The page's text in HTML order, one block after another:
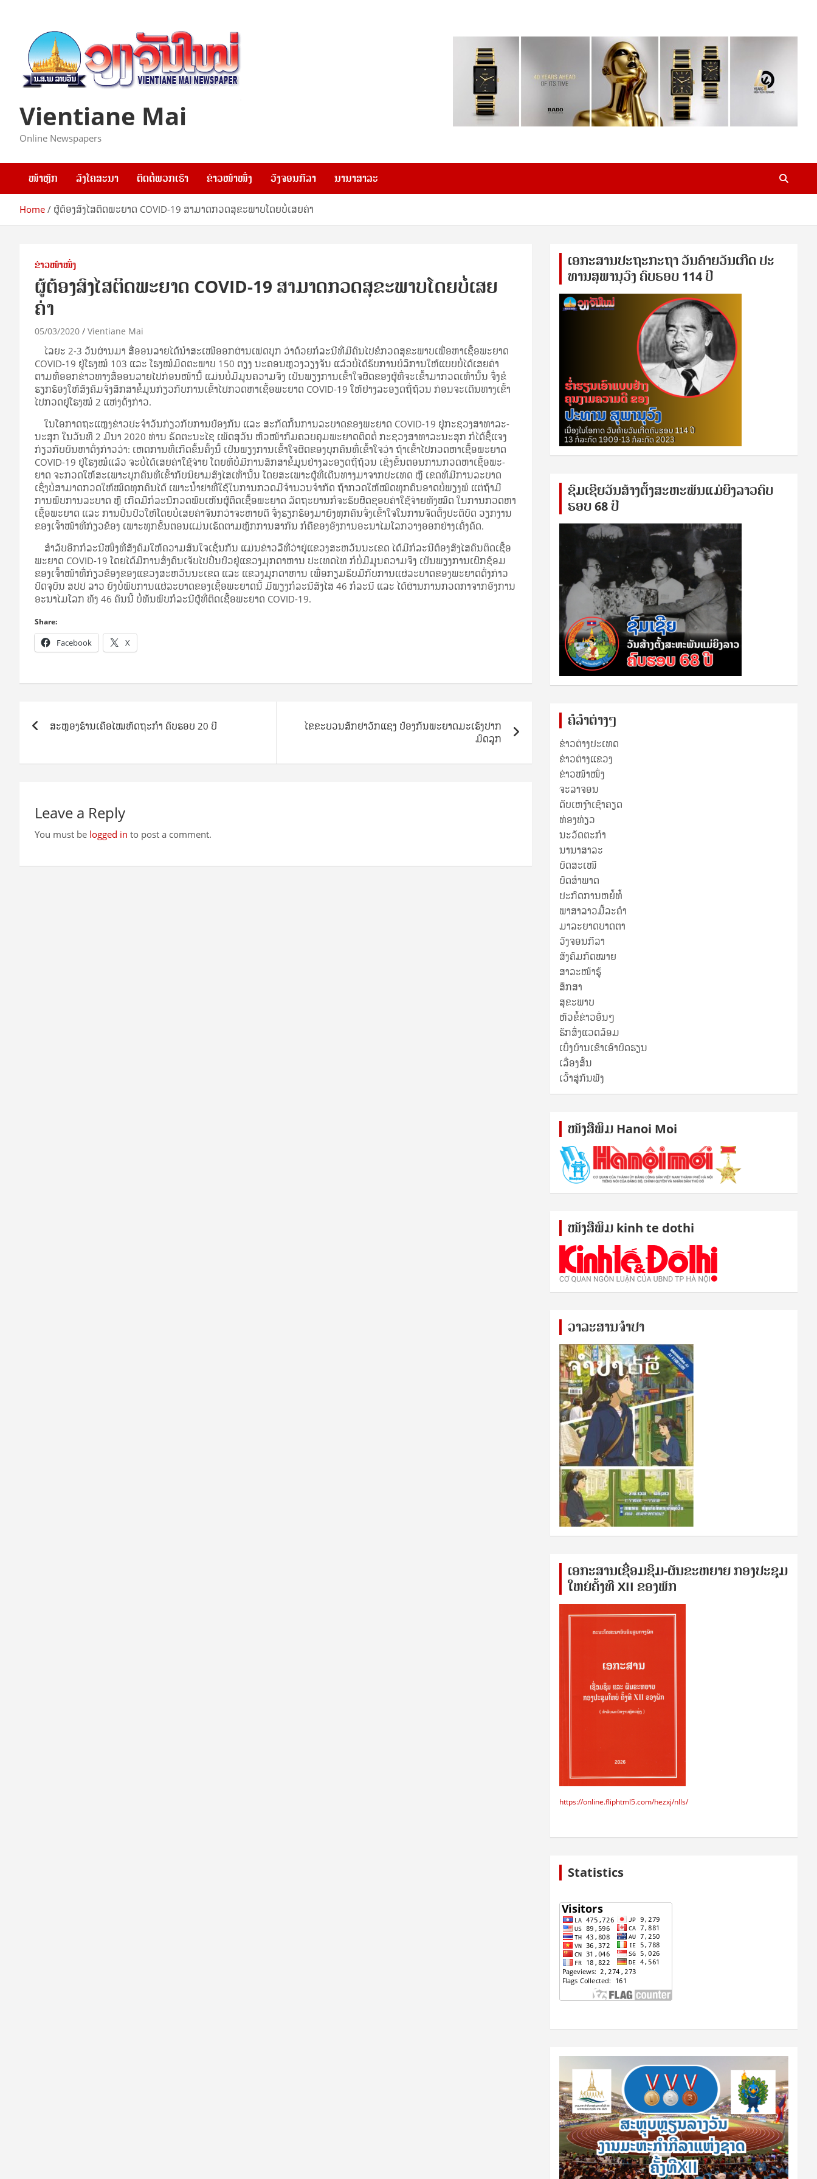
Vientiane Mai
Online Newspapers
ໜ້າຫຼັກ ລົງໂຄສະນາ ຕິດຕໍ່ພວກເຮົາ ຂ່າວໜ້າໜຶ່ງ ວົງຈອນກີລາ ນານາສາລະ
Home ຜູ້ຕ້ອງສົງໄສຕິດພະຍາດ COVID-19 ສາມາດກວດສຸຂະພາບໂດຍບໍ່ເສຍຄ່າ
ຂ່າວໜ້າໜຶ່ງ
ຜູ້ຕ້ອງສົງໄສຕິດພະຍາດ COVID-19 ສາມາດກວດສຸຂະພາບໂດຍບໍ່ເສຍ
ຄ່າ
05/03/2020 Vientiane Mai
ໄລ­ຍະ 2-3 ວັນ​ຜ່ານ​ມາ ສື່​ອອນ​ລາຍ​ໄດ້​ນຳ​ສະ­ເໜີ​ອອກ​ຜ່ານ​ເຟດ​ບຸກ ວ່າ​ດ້ວຍ​ກໍ­ລະ­ນີ​ທີ່​ມີ​ຄົນ​ໄປ​ຂໍ​ກວດ​ສຸ­ຂະ­ພາບ​ເພື່ອ​ຫາ​ເຊື້ອ​ພະ­ຍາດ
COVID-19 ຢູ່​ໂຮງ­ໝໍ 103 ແລະ ໂຮງ­ໝໍ​ມິດ­ຕະ­ພາບ 150 ຕຽງ ນະ­ຄອນ­ຫຼວງ​ວຽງ​ຈັນ ແລ້ວ​ບໍ່​ໄດ້​ຮັບ​ການ​ບໍ­ລິ­ການ​ໃຫ້​ແບບ​ບໍ່​ໄດ້​ເສຍ​ຄ່າ
ຕາມ​ທີ່​ອອກ​ຂ່າວ​ທາງ​ສື່​ອອນ​ລາຍ​ໄປ​ກ່ອນ​ໜ້າ​ນີ້ ແມ່ນ​ບໍ່​ມີ​ມູນ​ຄວາມ​ຈິງ ເປັນ​ພຽງ​ການ​ເຂົ້າ­ໃຈ​ຜິດ​ຂອງ​ຜູ້​ທີ່​ຈະ​ເຂົ້າ​ມາ​ກວດ​ເທົ່າ​ນັ້ນ ຈຶ່ງ​ຂໍ​
ຮຽກ­ຮ້ອງ​ໃຫ້​ສັງ­ຄົມ​ຈົ່ງ​ສຶກ​ສາ​ຂໍ້​ມູນ​ກ່ຽວ​ກັບ​ການ​ເຂົ້າ​ໄປ​ກວດ​ຫາ​ເຊື້ອ​ພະ­ຍາດ COVID-19 ໃຫ້​ຢ່າງ​ລະ­ອຽດ​ຖີ່​ຖ້ວນ ກ່ອນ​ຈະ​ເດີນ­ທາງ​ເຂົ້າ​
ໄປ​ກວດ​ຢູ່​ໂຮງ­ໝໍ 2 ແຫ່ງ​ດັ່ງ­ກ່າວ.
ໃນ​ໂອ­ກາດ​ຖະ­ແຫຼງ​ຂ່າວ​ປະ­ຈຳ​ວັນ​ກ່ຽວ​ກັບ​ການ​ປ້ອງ​ກັນ ແລະ ສະ­ກັດ​ກັ້ນ​ການ​ລະ­ບາດ​ຂອງ​ພະ­ຍາດ COVID-19 ຢູ່​ກະ­ຊວງ​ສາ­ທາ­ລະ­
ນະ​ສຸກ ໃນ​ວັນ​ທີ 2 ມີ­ນາ 2020 ທ່ານ ຣັດ​ຕະ​ນະ​ໄຊ ເພັດ​ສຸ­ວັນ ຫົວ­ໜ້າ​ກົມ​ຄວບ​ຄຸມ­ພະ​ຍາດ​ຕິດ­ຕໍ່ ກະ­ຊວງ​ສາ­ທາ­ລະ­ນະ​ສຸກ ກໍ​ໄດ້​ຊີ້​ແຈງ​
ກ່ຽວ​ກັບ​ບັນ­ຫາ​ດັ່ງ­ກ່າວ​ວ່າ: ເຫດ­ການ​ທີ່​ເກີດ​ຂຶ້ນ​ຄັ້ງ​ນີ້ ເປັນ​ພຽງ​ການ​ເຂົ້າ­ໃຈ​ຜິດ​ຂອງ​ບຸກ­ຄົນ​ທີ່​ເຂົ້າ­ໃຈ​ວ່າ ຖ້າ​ເຂົ້າ​ໄປ​ກວດ​ຫາ​ເຊື້ອ​ພະ­ຍາດ
COVID-19 ຢູ່​ໂຮງ­ໝໍ​ແລ້ວ ຈະ​ບໍ່​ໄດ້​ເສຍ​ຄ່າ​ໃຊ້​ຈ່າຍ ໂດຍ​ທີ່​ບໍ່​ມີ​ການ​ສຶກ​ສາ​ຂໍ້​ມູນ​ຢ່າງ​ລະ­ອຽດ​ຖີ່​ຖ້ວນ ເຊິ່ງ​ຂັ້ນ​ຕອນ​ການ​ກວດ​ຫາ​ເຊື້ອ​ພະ­
ຍາດ ຈະ​ກວດ​ໃຫ້​ສະ­ເພາະ​ບຸກ­ຄົນ​ທີ່​ເຂົ້າ​ກັບ​ນິ​ຍາມ​ສົງ­ໄສ​ເທົ່າ​ນັ້ນ ໂດຍ​ສະ­ເພາະ​ຜູ້​ທີ່​ເດີນ­ທາງ​ມາ​ຈາກ​ປະ­ເທດ ຫຼື ເຂດ​ທີ່​ມີ​ການ​ລະ­ບາດ
ເຊິ່ງ​ບໍ່​ສາ­ມາດ​ກວດ​ໃຫ້​ໝົດ​ທຸກ​ຄົນ​ໄດ້ ເພາະ​ນ້ຳ​ຢາ​ທີ່​ໃຊ້​ໃນ​ການ​ກວດ​ມີ​ຈຳ­ນວນ​ຈຳ­ກັດ ຖ້າ​ກວດ​ໃຫ້​ໝົດ​ທຸກ​ຄົນ​ອາດ​ບໍ່​ພຽງ­ພໍ ແຕ່​ຖ້າ​ມີ​
ການ​ພົບ​ການ​ລະ­ບາດ ຫຼື ເກີດ​ມີ​ກໍ­ລະ­ນີ​ກວດ​ພົບ​ເຫັນ​ຜູ້​ຕິດ­ເຊື້ອ​ພະ­ຍາດ ລັດ­ຖະ­ບານ​ກໍ​ຈະ​ຮັບ­ຜິດ­ຊອບ​ຄ່າ​ໃຊ້​ຈ່າຍ​ທັງ​ໝົດ ໃນ​ການ​ກວດ​ຫາ​
ເຊື້ອ​ພະ­ຍາດ ແລະ ການ​ປີ່ນ​ປົວ​ໃຫ້​ໂດຍ​ບໍ່​ເສຍ​ຄ່າ​ຈົນ​ກວ່າ​ຈະ​ຫາຍ​ດີ ຈຶ່ງ​ຮຽກ­ຮ້ອງ​ມາ​ຍັງ​ທຸກ​ຄົນ​ຈົ່ງ​ເຂົ້າ­ໃຈ​ໃນ​ການ­ຈັດ­ຕັ້ງ​ປະ­ຕິ­ບັດ ວຽກ​ງານ​
ຂອງ​ເຈົ້າ​ໜ້າ­ທີ່​ກ່ຽວ­ຂ້ອງ ເພາະ​ທຸກ​ຂັ້ນ​ຕອນ​ແມ່ນ​ເຮັດ​ຕາມ​ຫຼັກ­ການ​ສາ­ກົນ ກໍ​ຄື​ຂອງ​ອົງ­ການ​ອະ­ນາ­ໄມ​ໂລ​ກວາງ​ອອກ​ຢ່າງ​ເຄັ່ງ​ຄັດ.
ສຳ­ລັບ​ອີກ​ກໍ­ລະ­ນີ​ໜຶ່ງ​ທີ່​ສັງ­ຄົມ​ໃຫ້​ຄວາມ​ສົນ­ໃຈ​ເຊັ່ນ​ກັນ ແມ່ນ​ຂ່າວ​ລື​ທີ່​ວ່າ​ຢູ່​ແຂວງ​ສະ­ຫວັນ​ນະ​ເຂດ ໄດ້​ມີ​ກໍ­ລະ­ນີ​ຕ້ອງ​ສົງ­ໄສ​ຄົນ​ຕິດ­ເຊື້ອ​
ພະ­ຍາດ COVID-19 ໂດຍ​ໄດ້​ມີ​ການ​ສົ່ງ​ຄົນ​ເຈັບ​ໄປ​ປີ່ນ​ປົວ​ຢູ່​ແຂວງ​ມຸກ­ດາ​ຫານ ປະ­ເທດ​ໄທ ກໍ​ບໍ່​ມີ​ມູນ​ຄວາມ​ຈິງ ເປັນ​ພຽງ​ການ​ເຝິກ­ຊ້ອມ​
ຂອງ​ເຈົ້າ​ໜ້າ­ທີ່​ກ່ຽວ­ຂ້ອງ​ຂອງ​ແຂວງ​ສະ­ຫວັນ​ນະ​ເຂດ ແລະ ແຂວງ​ມຸກ­ດາ​ຫານ ເພື່ອ​ກຽມ​ຮັບ​ມື​ກັບ​ການ​ແຜ່​ລະ­ບາດ​ຂອງ​ພະ­ຍາດ​ດັ່ງ­ກ່າວ
ປັດ­ຈຸ­ບັນ ສປປ ລາວ ຍັງ​ບໍ່​ພົບ​ການ​ແຜ່​ລະ­ບາດ​ຂອງ​ເຊື້ອ​ພະ­ຍາດ​ນີ້ ມີ​ພຽງ​ກໍ­ລະ­ນີ​ສົງ­ໄສ 46 ກໍ­ລະ­ນີ ແລະ ໄດ້​ຜ່ານ​ການ​ກວດ­ກາ​ຈາກ​ອົງ­ການ​
ອະ­ນາ­ໄມ​ໂລກ ທັງ 46 ຄົນ​ນີ້ ບໍ່​ທັນ​ພົບ​ກໍ­ລະ­ນີ​ຜູ້​ທີ່​ຕິດ­ເຊື້ອ​ພະ­ຍາດ COVID-19.
Share:
Facebook X
navigation
ສະຫຼອງຮ້ານເຄືອໄໝຫັດຖະກຳ ຄົບຮອບ 20 ປີ
ໄຂຂະບວນສັກຢາວັກແຊງ ປ້ອງກັນພະຍາດມະເຮັງປາກ
ມົດລູກ
Leave a Reply
You must be logged in to post a comment.
ເອ​ກະ​ສານ​ປະ​ຖະ​ກະ​ຖ​າ ວັນ​ຄ້າຍ​ວັນ​ເກີດ ປ​ະ​
ທານ​ສຸ​ພາ​ນຸ​ວົງ ຄົບ​ຮອບ 114 ປີ
ຊົ​ມ​ເຊີຍ​ວັນ​ສ້າງ​ຕັ້ງ​ສະ​ຫະ​ພັນ​ແມ່​ຍິງ​​ລາວຄົບ​
ຮອບ 68 ປິ
ຄໍລຳຕ່າງໆ
ຂ່າວຕ່າງປະເທດ
ຂ່າວ​ຕ່າງ​ແຂວງ
ຂ່າວໜ້າໜຶ່ງ
ຈະລາຈອນ
ດັບເຫງົາເຊົາຄຽດ
ທ່ອງທ່ຽວ
ນະວັດຕະກໍາ
ນານາສາລະ
ບົດສະເໜີ
ບົດສໍາພາດ
ປະກົດການຫຍໍ້ທໍ້
ພາສາລາວມື້ລະຄຳ
ມາລະຍາດບາດຕາ
ວົງຈອນກີລາ
ສັງຄົມກົດໝາຍ
ສາລະໜ້າຮູ້
ສຶກສາ
ສຸ​ຂະ​ພາບ
ຫົວຂໍ້ຂ່າວອື່ນໆ
ຮັກສິ່ງແວດລ້ອມ
ເບິ່ງບ້ານເຂົາເອົາບົດຮຽນ
ເລື່ອງສັ້ນ
ເວົ້າສູ່ກັນຟັງ
ໜັງ​ສື​ພິມ Hanoi Moi
ໜັງ​ສື​ພິມ kinh te dothi
ວາລະສານຈຳປາ
ເອກ​ະ​ສານ​ເຊ​ື່ອມ​ຊ​ຶມ-ຜັນ​ຂະ​ຫ​ຍາຍ ກອງ​ປະ​ຊຸມ​
ໃຫຍ່​ຄັ້ງ​ທີ XII ຂອງ​ພັກ
https://online.fliphtml5.com/hezxj/nlls/
Statistics